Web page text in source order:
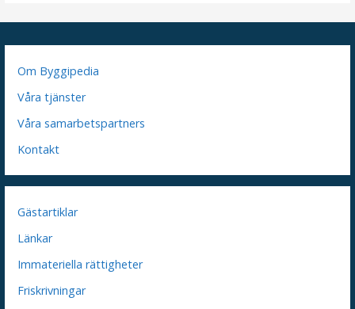
Om Byggipedia
Våra tjänster
Våra samarbetspartners
Kontakt
Gästartiklar
Länkar
Immateriella rättigheter
Friskrivningar